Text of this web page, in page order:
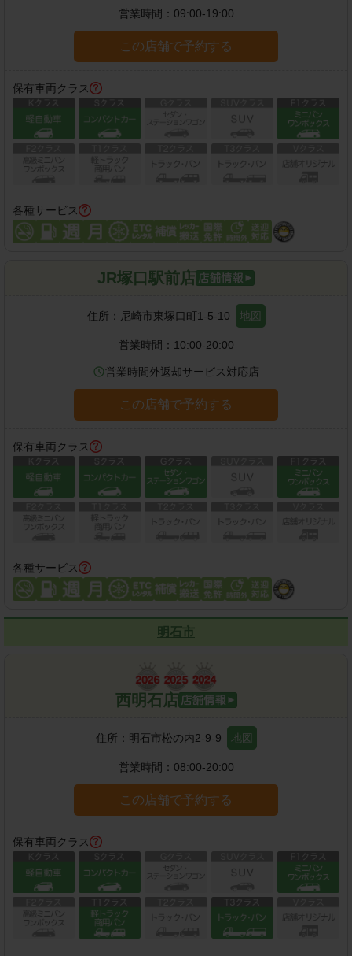
営業時間： 09:00-19:00
この店舗で予約する
保有車両クラス
各種サービス
JR塚口駅前店
住所： 尼崎市東塚口町1-5-10 地図
営業時間： 10:00-20:00
営業時間外返却サービス対応店
この店舗で予約する
保有車両クラス
各種サービス
明石市
西明石店
住所： 明石市松の内2-9-9 地図
営業時間： 08:00-20:00
この店舗で予約する
保有車両クラス